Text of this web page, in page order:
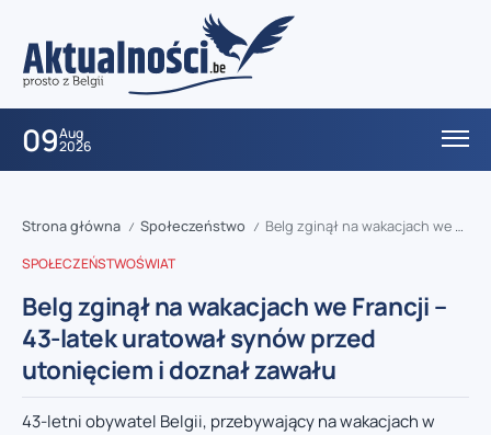
09Aug
2026
Strona główna / Społeczeństwo / Belg zginął na wakacjach we Francji – 43-latek uratował synów przed utonięciem i doznał zawału
SPOŁECZEŃSTWOŚWIAT
Belg zginął na wakacjach we Francji –
43-latek uratował synów przed
utonięciem i doznał zawału
43-letni obywatel Belgii, przebywający na wakacjach w